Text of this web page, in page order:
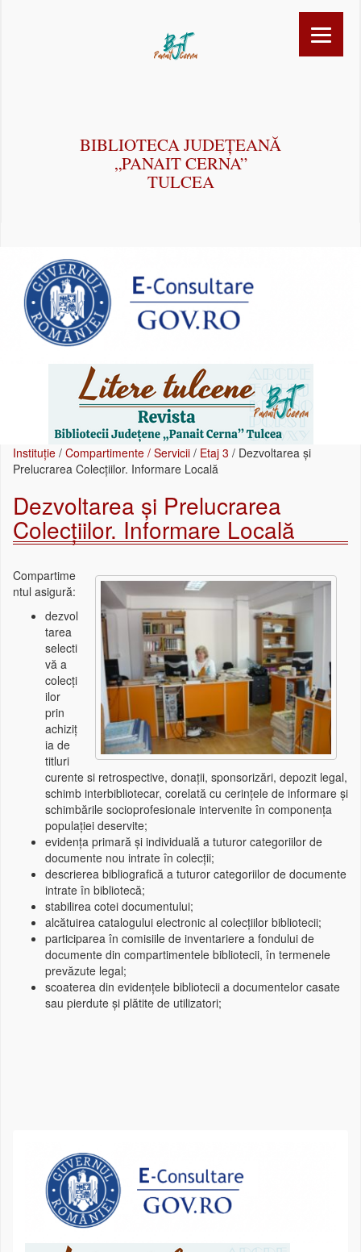
BIBLIOTECA JUDEȚEANĂ
„PANAIT CERNA”
TULCEA
Instituție / Compartimente / Servicii / Etaj 3 / Dezvoltarea și
Prelucrarea Colecțiilor. Informare Locală
Dezvoltarea și Prelucrarea
Colecțiilor. Informare Locală
Compartime
ntul asigură:
dezvol
tarea
selecti
vă a
colecți
ilor
prin
achiziț
ia de
titluri
curente si retrospective, donații, sponsorizări, depozit legal,
schimb interbibliotecar, corelată cu cerințele de informare și
schimbările socioprofesionale intervenite în componența
populației deservite;
evidența primară și individuală a tuturor categoriilor de
documente nou intrate în colecții;
descrierea bibliografică a tuturor categoriilor de documente
intrate în bibliotecă;
stabilirea cotei documentului;
alcătuirea catalogului electronic al colecțiilor bibliotecii;
participarea în comisiile de inventariere a fondului de
documente din compartimentele bibliotecii, în termenele
prevăzute legal;
scoaterea din evidențele bibliotecii a documentelor casate
sau pierdute și plătite de utilizatori;